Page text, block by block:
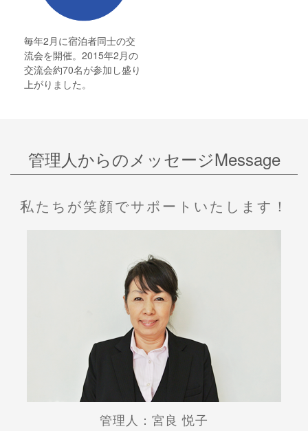
毎年2月に宿泊者同士の交
流会を開催。2015年2月の
交流会約70名が参加し盛り
上がりました。
管理人からのメッセージMessage
私たちが笑顔でサポートいたします！
管理人：宮良 悦子